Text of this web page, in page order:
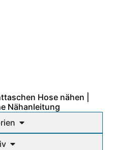
Hose nähen |
Nähanleitung